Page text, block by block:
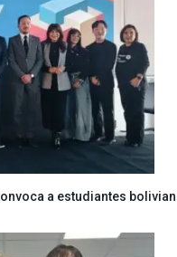
a estudiantes